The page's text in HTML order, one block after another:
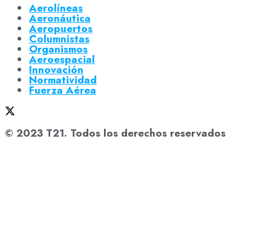
Aerolíneas
Aeronáutica
Aeropuertos
Columnistas
Organismos
Aeroespacial
Innovación
Normatividad
Fuerza Aérea
© 2023 T21. Todos los derechos reservados